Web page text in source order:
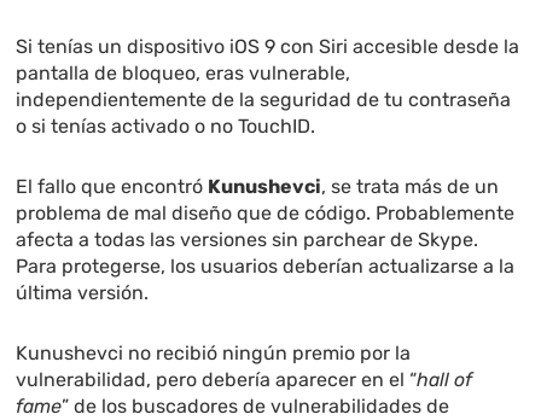
Si tenías un dispositivo iOS 9 con Siri accesible desde la
pantalla de bloqueo, eras vulnerable,
independientemente de la seguridad de tu contraseña
o si tenías activado o no TouchID.
El fallo que encontró Kunushevci, se trata más de un
problema de mal diseño que de código. Probablemente
afecta a todas las versiones sin parchear de Skype.
Para protegerse, los usuarios deberían actualizarse a la
última versión.
Kunushevci no recibió ningún premio por la
vulnerabilidad, pero debería aparecer en el “hall of
fame” de los buscadores de vulnerabilidades de